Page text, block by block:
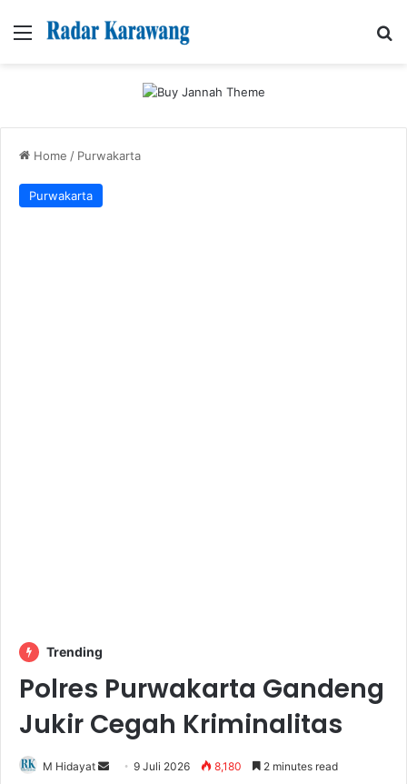
Menu
Home / Purwakarta
Purwakarta
Trending
Polres Purwakarta Gandeng
Jukir Cegah Kriminalitas
M Hidayat
Send9 Juli 2026 8,180 2 minutes read